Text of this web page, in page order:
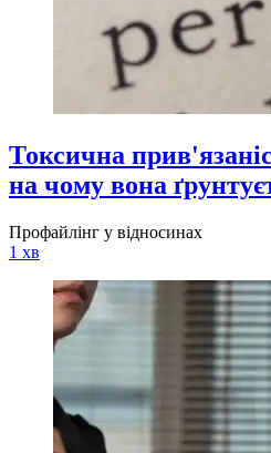
Токсична
на чому вона
Профайлінг у відносинах
1 хв